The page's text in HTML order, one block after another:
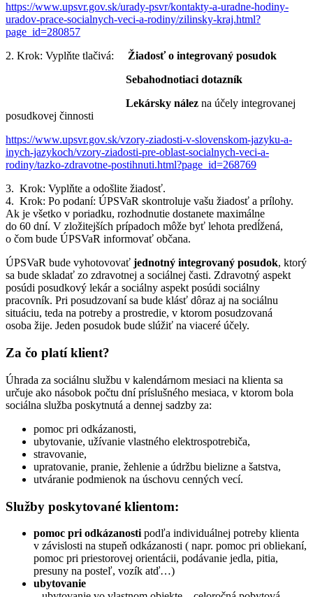
https://www.upsvr.gov.sk/urady-psvr/kontakty-a-uradne-hodiny-
uradov-prace-socialnych-veci-a-rodiny/zilinsky-kraj.html?
page_id=280857
2. Krok: Vyplňte tlačivá: Žiadosť o integrovaný posudok
Sebahodnotiaci dotazník
Lekársky nález na účely integrovanej
posudkovej činnosti
https://www.upsvr.gov.sk/vzory-ziadosti-v-slovenskom-jazyku-a-
inych-jazykoch/vzory-ziadosti-pre-oblast-socialnych-veci-a-
rodiny/tazko-zdravotne-postihnuti.html?page_id=268769
3. Krok: Vyplňte a odošlite žiadosť.
4. Krok: Po podaní: ÚPSVaR skontroluje vašu žiadosť a prílohy.
Ak je všetko v poriadku, rozhodnutie dostanete maximálne
do 60 dní. V zložitejších prípadoch môže byť lehota predĺžená,
o čom bude ÚPSVaR informovať občana.
ÚPSVaR bude vyhotovovať jednotný integrovaný posudok, ktorý
sa bude skladať zo zdravotnej a sociálnej časti. Zdravotný aspekt
posúdi posudkový lekár a sociálny aspekt posúdi sociálny
pracovník. Pri posudzovaní sa bude klásť dôraz aj na sociálnu
situáciu, teda na potreby a prostredie, v ktorom posudzovaná
osoba žije. Jeden posudok bude slúžiť na viaceré účely.
Za čo platí klient?
Úhrada za sociálnu službu v kalendárnom mesiaci na klienta sa
určuje ako násobok počtu dní príslušného mesiaca, v ktorom bola
sociálna služba poskytnutá a dennej sadzby za:
pomoc pri odkázanosti,
ubytovanie, užívanie vlastného elektrospotrebiča,
stravovanie,
upratovanie, pranie, žehlenie a údržbu bielizne a šatstva,
utváranie podmienok na úschovu cenných vecí.
Služby poskytované klientom:
pomoc pri odkázanosti podľa individuálnej potreby klienta
v závislosti na stupeň odkázanosti ( napr. pomoc pri obliekaní,
pomoc pri priestorovej orientácii, podávanie jedla, pitia,
presuny na posteľ, vozík atď…)
ubytovanie